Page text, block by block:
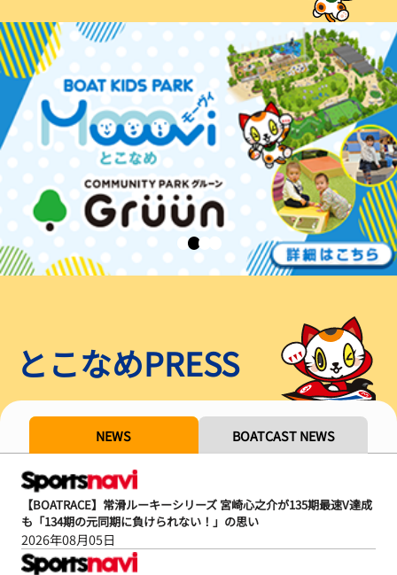
とこなめPRESS
NEWS BOATCAST NEWS
【BOATRACE】常滑ルーキーシリーズ 宮崎心之介が135期最速V達成
も「134期の元同期に負けられない！」の思い
2026年08月05日